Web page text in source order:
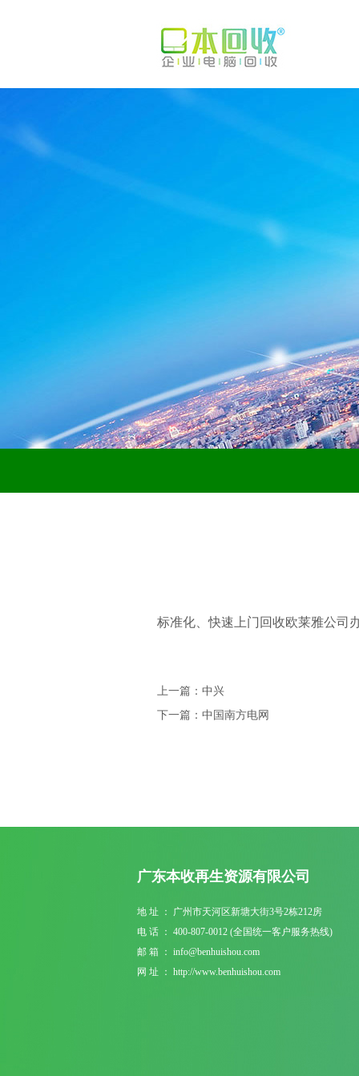
标准化、快速上门回收欧莱雅公司
上一篇：中兴
下一篇：中国南方电网
广东本收再生资源有限公司
地 址 ： 广州市天河区新塘大街3号2栋212房
电 话 ： 400-807-0012 (全国统一客户服务热线)
邮 箱 ： info@benhuishou.com
网 址 ： http://www.benhuishou.com